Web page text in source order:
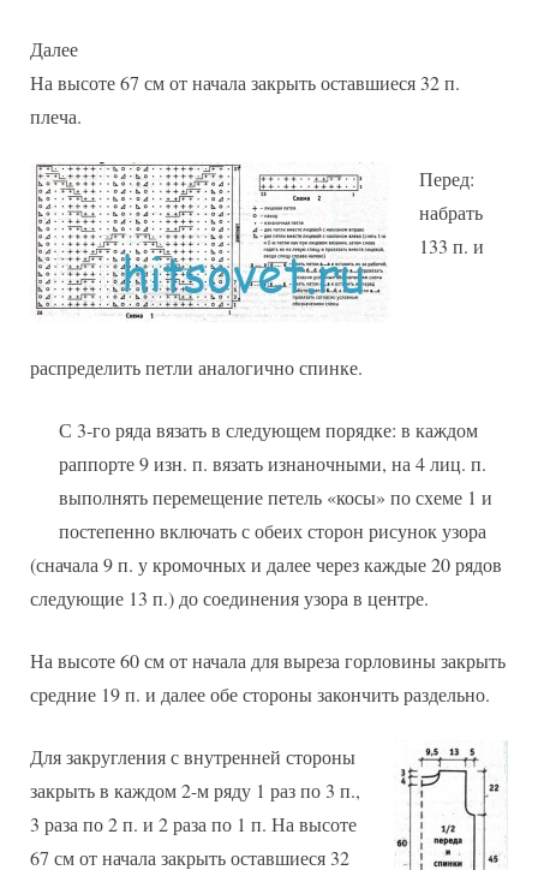
Далее
На высоте 67 см от начала закрыть оставшиеся 32 п.
плеча.
Перед:
набрать
133 п. и
распределить петли аналогично спинке.
С 3-го ряда вязать в следующем порядке: в каждом
раппорте 9 изн. п. вязать изнаночными, на 4 лиц. п.
выполнять перемещение петель «косы» по схеме 1 и
постепенно включать с обеих сторон рисунок узора
(сначала 9 п. у кромочных и далее через каждые 20 рядов
следующие 13 п.) до соединения узора в центре.
На высоте 60 см от начала для выреза горловины закрыть
средние 19 п. и далее обе стороны закончить раздельно.
Для закругления с внутренней стороны
закрыть в каждом 2-м ряду 1 раз по 3 п.,
3 раза по 2 п. и 2 раза по 1 п. На высоте
67 см от начала закрыть оставшиеся 32